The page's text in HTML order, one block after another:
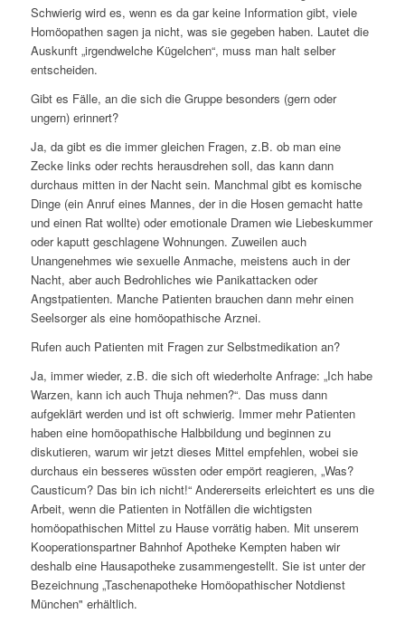
Schwierig wird es, wenn es da gar keine Information gibt, viele
Homöopathen sagen ja nicht, was sie gegeben haben. Lautet die
Auskunft „irgendwelche Kügelchen“, muss man halt selber
entscheiden.
Gibt es Fälle, an die sich die Gruppe besonders (gern oder
ungern) erinnert?
Ja, da gibt es die immer gleichen Fragen, z.B. ob man eine
Zecke links oder rechts herausdrehen soll, das kann dann
durchaus mitten in der Nacht sein. Manchmal gibt es komische
Dinge (ein Anruf eines Mannes, der in die Hosen gemacht hatte
und einen Rat wollte) oder emotionale Dramen wie Liebeskummer
oder kaputt geschlagene Wohnungen. Zuweilen auch
Unangenehmes wie sexuelle Anmache, meistens auch in der
Nacht, aber auch Bedrohliches wie Panikattacken oder
Angstpatienten. Manche Patienten brauchen dann mehr einen
Seelsorger als eine homöopathische Arznei.
Rufen auch Patienten mit Fragen zur Selbstmedikation an?
Ja, immer wieder, z.B. die sich oft wiederholte Anfrage: „Ich habe
Warzen, kann ich auch Thuja nehmen?“. Das muss dann
aufgeklärt werden und ist oft schwierig. Immer mehr Patienten
haben eine homöopathische Halbbildung und beginnen zu
diskutieren, warum wir jetzt dieses Mittel empfehlen, wobei sie
durchaus ein besseres wüssten oder empört reagieren, „Was?
Causticum? Das bin ich nicht!“ Andererseits erleichtert es uns die
Arbeit, wenn die Patienten in Notfällen die wichtigsten
homöopathischen Mittel zu Hause vorrätig haben. Mit unserem
Kooperationspartner Bahnhof Apotheke Kempten haben wir
deshalb eine Hausapotheke zusammengestellt. Sie ist unter der
Bezeichnung „Taschenapotheke Homöopathischer Notdienst
München" erhältlich.